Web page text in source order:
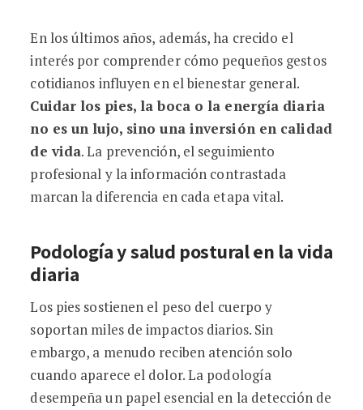
En los últimos años, además, ha crecido el
interés por comprender cómo pequeños gestos
cotidianos influyen en el bienestar general.
Cuidar los pies, la boca o la energía diaria
no es un lujo, sino una inversión en calidad
de vida. La prevención, el seguimiento
profesional y la información contrastada
marcan la diferencia en cada etapa vital.
Podología y salud postural en la vida
diaria
Los pies sostienen el peso del cuerpo y
soportan miles de impactos diarios. Sin
embargo, a menudo reciben atención solo
cuando aparece el dolor. La podología
desempeña un papel esencial en la detección de